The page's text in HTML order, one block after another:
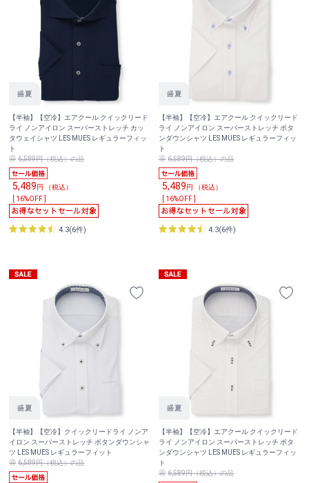
【半袖】【空冷】エアクール クイックリード
ライ ノンアイロン スーパーストレッチ カッ
タウェイシャツ LES MUES レギュラーフィッ
ト
6,589円（税込）の品
5,489円 （税込）
[ 16%OFF ]
4.3(6件)
【半袖】【空冷】エアクール クイックリード
ライ ノンアイロン スーパーストレッチ ボタ
ンダウンシャツ LES MUES レギュラーフィッ
ト
6,589円（税込）の品
5,489円 （税込）
[ 16%OFF ]
4.3(6件)
【半袖】【空冷】クイックリードライ ノンア
イロン スーパーストレッチ ボタンダウンシャ
ツ LES MUES レギュラーフィット
6,589円（税込）の品
【半袖】【空冷】エアクール クイックリード
ライ ノンアイロン スーパーストレッチ ボタ
ンダウンシャツ LES MUES レギュラーフィッ
ト
6,589円（税込）の品